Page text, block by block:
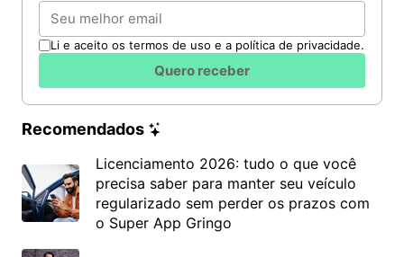
Email
Li e aceito os termos de uso e a política de privacidade.
Quero receber
Recomendados
Licenciamento 2026: tudo o que você
precisa saber para manter seu veículo
regularizado sem perder os prazos com
o Super App Gringo